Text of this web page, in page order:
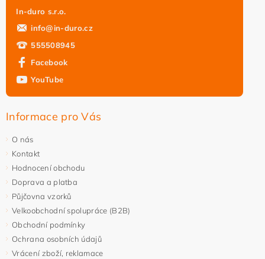
In-duro s.r.o.
info@in-duro.cz
555508945
Facebook
YouTube
Informace pro Vás
O nás
Kontakt
Hodnocení obchodu
Doprava a platba
Půjčovna vzorků
Velkoobchodní spolupráce (B2B)
Obchodní podmínky
Ochrana osobních údajů
Vrácení zboží, reklamace